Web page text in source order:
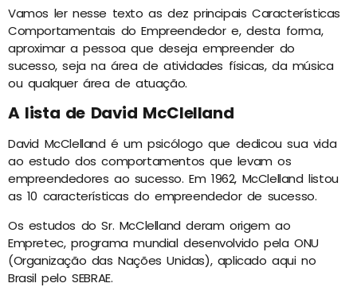
Vamos ler nesse texto as dez principais Características
Comportamentais do Empreendedor e, desta forma,
aproximar a pessoa que deseja empreender do
sucesso, seja na área de atividades físicas, da música
ou qualquer área de atuação.
A lista de David McClelland
David McClelland é um psicólogo que dedicou sua vida
ao estudo dos comportamentos que levam os
empreendedores ao sucesso. Em 1962, McClelland listou
as 10 características do empreendedor de sucesso.
Os estudos do Sr. McClelland deram origem ao
Empretec, programa mundial desenvolvido pela ONU
(Organização das Nações Unidas), aplicado aqui no
Brasil pelo SEBRAE.